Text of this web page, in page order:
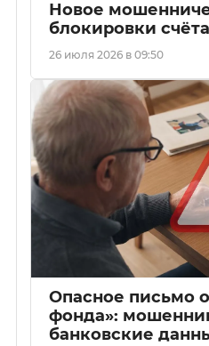
Новое
блокировки
26 июля 2026 в 09:50
Опасное письмо
фонда»:
банковские